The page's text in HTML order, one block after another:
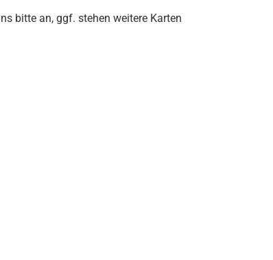
bitte an, ggf. stehen weitere Karten